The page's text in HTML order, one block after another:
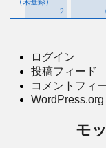
ログイン
投稿フィード
コメントフィ
WordPress.org
モ